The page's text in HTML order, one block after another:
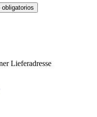
obligatorios
Lieferadresse